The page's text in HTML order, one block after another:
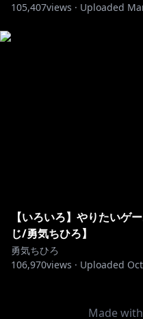
105,407views · Uploaded
【いろいろ】やりたいゲ
じ/勇気ちひろ】
勇気ちひろ
106,970views · Uploaded
Made